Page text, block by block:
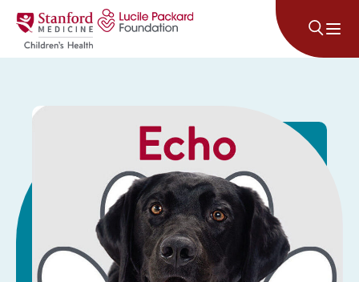
រំលងទៅមាតិកា